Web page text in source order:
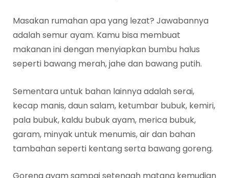
Masakan rumahan apa yang lezat? Jawabannya
adalah semur ayam. Kamu bisa membuat
makanan ini dengan menyiapkan bumbu halus
seperti bawang merah, jahe dan bawang putih.
Sementara untuk bahan lainnya adalah serai,
kecap manis, daun salam, ketumbar bubuk, kemiri,
pala bubuk, kaldu bubuk ayam, merica bubuk,
garam, minyak untuk menumis, air dan bahan
tambahan seperti kentang serta bawang goreng.